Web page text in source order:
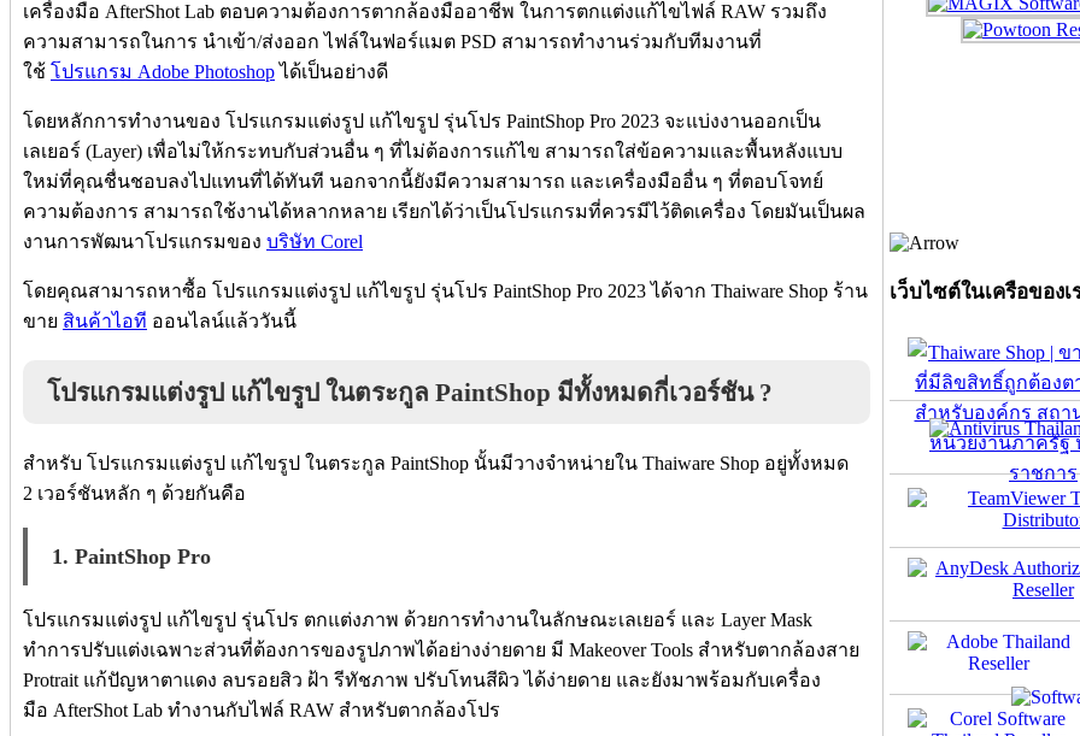
เครื่องมือ AfterShot Lab ตอบความต้องการตากล้องมืออาชีพ ในการตกแต่งแก้ไขไฟล์ RAW รวมถึง
ความสามารถในการ นำเข้า/ส่งออก ไฟล์ในฟอร์แมต PSD สามารถทำงานร่วมกับทีมงานที่
ใช้ โปรแกรม Adobe Photoshopได้เป็นอย่างดี
โดยหลักการทำงานของ โปรแกรมแต่งรูป แก้ไขรูป รุ่นโปร PaintShop Pro 2023 จะแบ่งงานออกเป็น
เลเยอร์ (Layer) เพื่อไม่ให้กระทบกับส่วนอื่น ๆ ที่ไม่ต้องการแก้ไข สามารถใส่ข้อความและพื้นหลังแบบ
ใหม่ที่คุณชื่นชอบลงไปแทนที่ได้ทันที นอกจากนี้ยังมีความสามารถ และเครื่องมืออื่น ๆ ที่ตอบโจทย์
ความต้องการ สามารถใช้งานได้หลากหลาย เรียกได้ว่าเป็นโปรแกรมที่ควรมีไว้ติดเครื่อง โดยมันเป็นผล
งานการพัฒนาโปรแกรมของ บริษัท Corel
โดยคุณสามารถหาซื้อ โปรแกรมแต่งรูป แก้ไขรูป รุ่นโปร PaintShop Pro 2023 ได้จาก Thaiware Shop ร้าน
ขาย สินค้าไอที ออนไลน์แล้ววันนี้
โปรแกรมแต่งรูป แก้ไขรูป ในตระกูล PaintShop มีทั้งหมดกี่เวอร์ชัน ?
สำหรับ โปรแกรมแต่งรูป แก้ไขรูป ในตระกูล PaintShop นั้นมีวางจำหน่ายใน Thaiware Shop อยู่ทั้งหมด
2 เวอร์ชันหลัก ๆ ด้วยกันคือ
1. PaintShop Pro
โปรแกรมแต่งรูป แก้ไขรูป รุ่นโปร ตกแต่งภาพ ด้วยการทำงานในลักษณะเลเยอร์ และ Layer Mask
ทำการปรับแต่งเฉพาะส่วนที่ต้องการของรูปภาพได้อย่างง่ายดาย มี Makeover Tools สำหรับตากล้องสาย
Protrait แก้ปัญหาตาแดง ลบรอยสิว ฝ้า รีทัชภาพ ปรับโทนสีผิว ได้ง่ายดาย และยังมาพร้อมกับเครื่อง
มือ AfterShot Lab ทำงานกับไฟล์ RAW สำหรับตากล้องโปร
เว็บไซต์ในเครือของเ